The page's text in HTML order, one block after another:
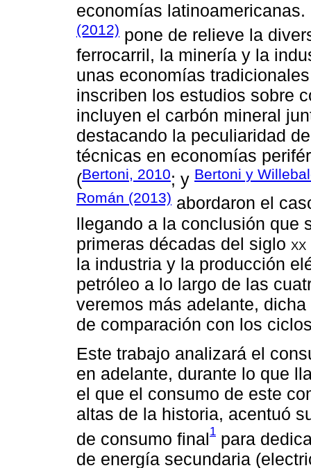
economías
(2012) pone de relieve la
ferrocarril, la minería y la
unas economías
inscriben los estudios sobre
incluyen el carbón mineral
destacando la peculiaridad
técnicas en economías
(Bertoni, 2010; y Bertoni y
Román (2013) abordaron el
llegando a la conclusión que
primeras décadas del siglo xx
la industria y la producción
petróleo a lo largo de las
veremos más adelante,
de comparación con los
Este trabajo analizará el
en adelante, durante lo que
el que el consumo de este
altas de la historia, acentuó
de consumo final1 para
de energía secundaria